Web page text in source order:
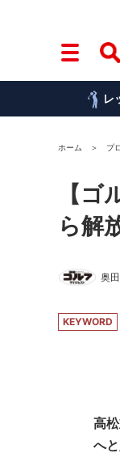
レ
ホーム プ
【
ら解
奥
KEYWORD
高
へ